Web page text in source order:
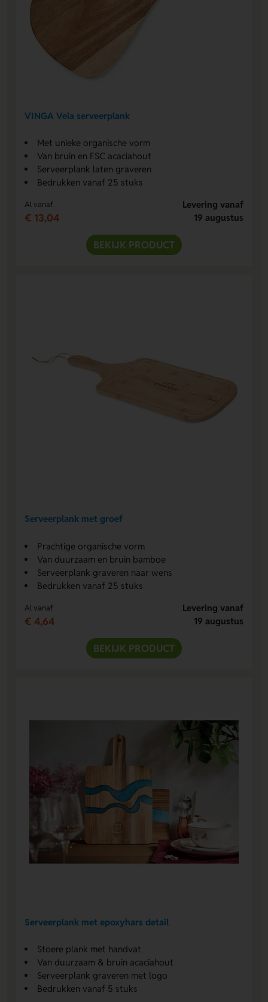
VINGA Veia serveerplank
Met unieke organische vorm
Van bruin en FSC acaciahout
Serveerplank laten graveren
Bedrukken vanaf 25 stuks
Al vanaf
€ 13,04
Levering vanaf
19 augustus
BEKIJK PRODUCT
Serveerplank met groef
Prachtige organische vorm
Van duurzaam en bruin bamboe
Serveerplank graveren naar wens
Bedrukken vanaf 25 stuks
Al vanaf
€ 4,64
Levering vanaf
19 augustus
BEKIJK PRODUCT
Serveerplank met epoxyhars detail
Stoere plank met handvat
Van duurzaam & bruin acaciahout
Serveerplank graveren met logo
Bedrukken vanaf 5 stuks